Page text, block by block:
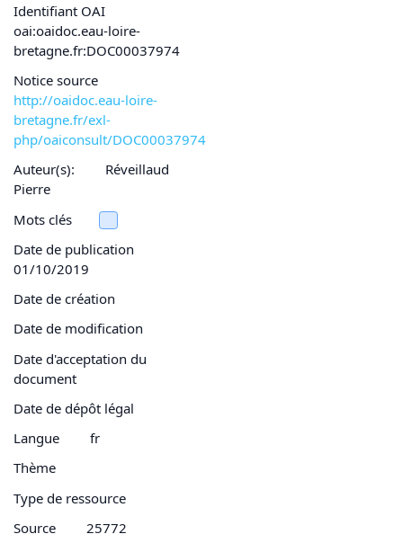
Identifiant OAI
oai:oaidoc.eau-loire-
bretagne.fr:DOC00037974
Notice source
http://oaidoc.eau-loire-
bretagne.fr/exl-
php/oaiconsult/DOC00037974
Auteur(s):
Réveillaud
Pierre
Mots clés
Date de publication
01/10/2019
Date de création
Date de modification
Date d'acceptation du
document
Date de dépôt légal
Langue
fr
Thème
Type de ressource
Source
25772